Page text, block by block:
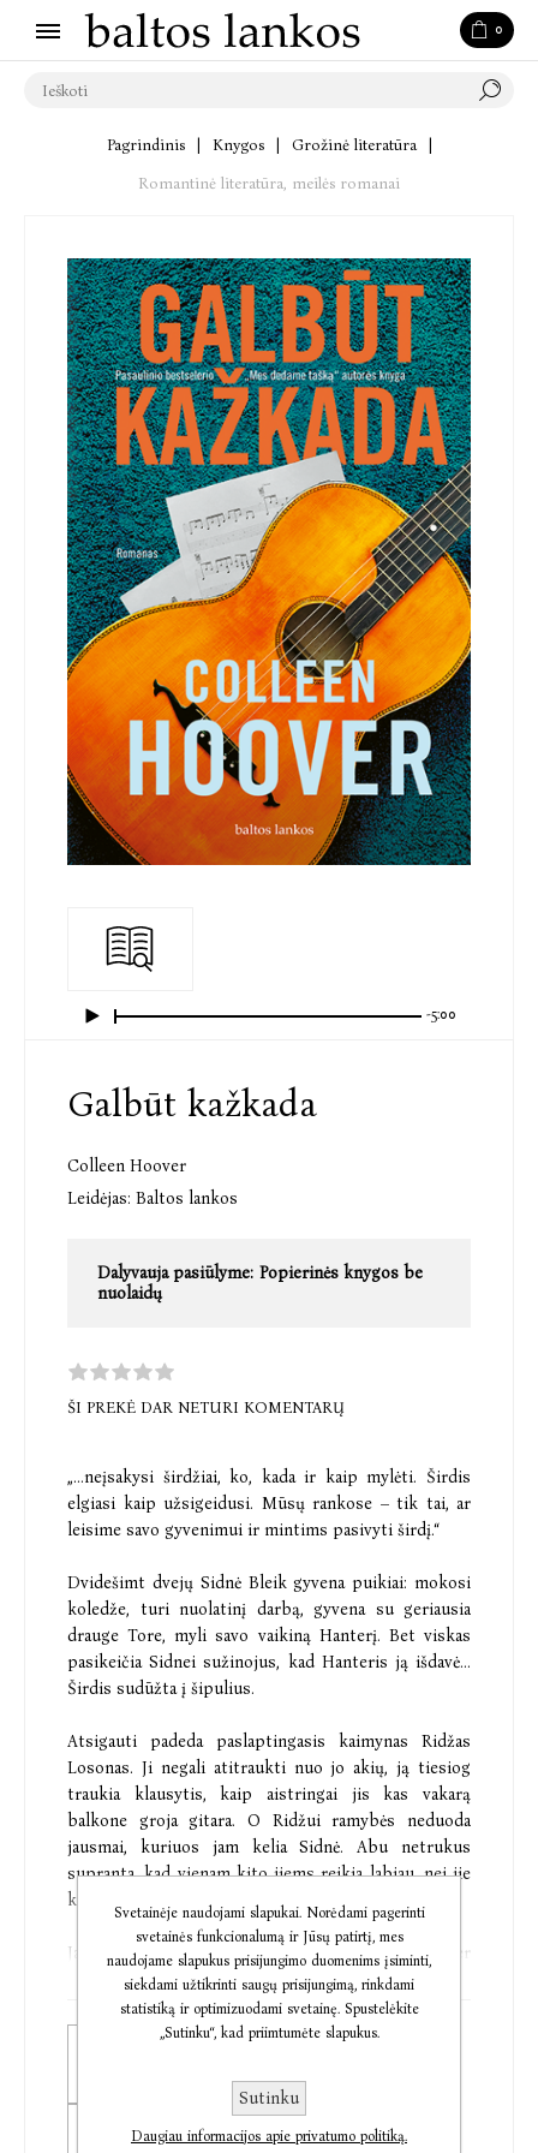
0
Pagrindinis Knygos Grožinė literatūra
Romantinė literatūra, meilės romanai
-5:00
Galbūt kažkada
Colleen Hoover
Leidėjas: Baltos lankos
Dalyvauja pasiūlyme: Popierinės knygos be
nuolaidų
ŠI PREKĖ DAR NETURI KOMENTARŲ
„...neįsakysi širdžiai, ko, kada ir kaip mylėti. Širdis
elgiasi kaip užsigeidusi. Mūsų rankose – tik tai, ar
leisime savo gyvenimui ir mintims pasivyti širdį.“
Dvidešimt dvejų Sidnė Bleik gyvena puikiai: mokosi
koledže, turi nuolatinį darbą, gyvena su geriausia
drauge Tore, myli savo vaikiną Hanterį. Bet viskas
pasikeičia Sidnei sužinojus, kad Hanteris ją išdavė...
Širdis sudūžta į šipulius.
Atsigauti padeda paslaptingasis kaimynas Ridžas
Losonas. Ji negali atitraukti nuo jo akių, ją tiesiog
traukia klausytis, kaip aistringai jis kas vakarą
balkone groja gitara. O Ridžui ramybės neduoda
jausmai, kuriuos jam kelia Sidnė. Abu netrukus
supranta, kad vienam kito jiems reikia labiau, nei jie
kada nors būtų galėję įsivaizduoti...
Jautrių meilės istorijų meistrės Colleen Hoover
romanas „Galbūt kažkada“ JAV pasirodė 2014 m., o
muzikantas Griffinas Petersonas knygai sukūrė
originalų garso takelį – jį išgirsti galima nuskaičius
„Perskaičiau viską, ką tik C. Hoover yra parašiusi.
Audioknyga
Svetainėje naudojami slapukai. Norėdami pagerinti
svetainės funkcionalumą ir Jūsų patirtį, mes
naudojame slapukus prisijungimo duomenims įsiminti,
siekdami užtikrinti saugų prisijungimą, rinkdami
statistiką ir optimizuodami svetainę. Spustelėkite
„Sutinku“, kad priimtumėte slapukus.
Sutinku
Daugiau informacijos apie privatumo politiką.